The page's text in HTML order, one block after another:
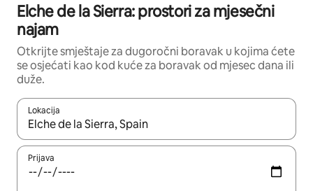
Elche de la Sierra: prostori za mjesečni
najam
Otkrijte smještaje za dugoročni boravak u kojima ćete
se osjećati kao kod kuće za boravak od mjesec dana ili
duže.
Lokacija
Kad su rezultati dostupni, možete da se krećete kroz njih
Prijava